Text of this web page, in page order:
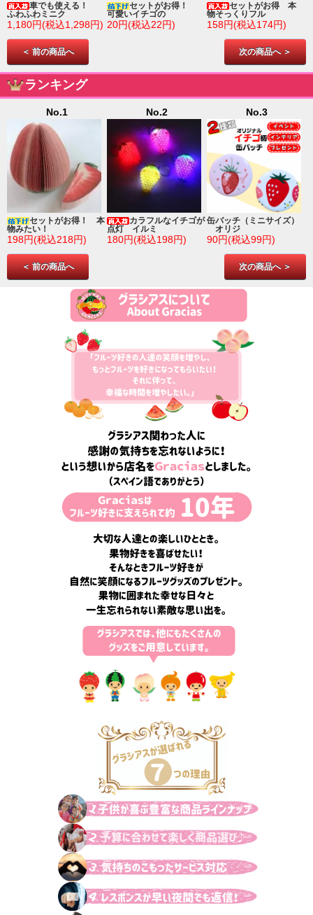
車でも使える！
ふわふわミニク
1,180円(税込1,298円)
セットがお得！
可愛いイチゴの
20円(税込22円)
セットがお得 本
物そっくりフル
158円(税込174円)
＜ 前の商品へ 次の商品へ ＞
ランキング
No.1
セットがお得！ 本
物みたい！
198円(税込218円)
No.2
カラフルなイチゴが
点灯 イルミ
180円(税込198円)
No.3
缶バッチ（ミニサイズ）
オリジ
90円(税込99円)
＜ 前の商品へ 次の商品へ ＞